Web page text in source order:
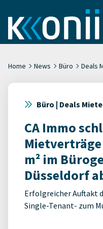
Home News Büro Deals
Büro | Deals Miete
CA Immo
m² im
Düsseldorf
Erfolgreicher Auftakt
Single-Tenant- zum